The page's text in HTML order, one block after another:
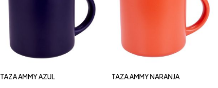
TAZA AMMY AZUL TAZA AMMY NARANJA